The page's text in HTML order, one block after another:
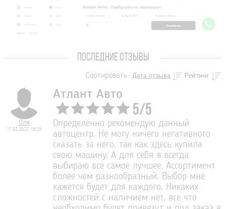
ПОСЛЕДНИЕ ОТЗЫВЫ
Сортировать: Дата отзыва Рейтинг
Оля
17.03.2023 19:29
Атлант Авто
5/5
Определённо рекомендую данный
автоцентр. Не могу ничего негативного
сказать за него, так как здесь купила
свою машину. А для себя я всегда
выбираю всё самое лучшее. Ассортимент
более чем разнообразный. Выбор мне
кажется будет для каждого. Никаких
сложностей с наличием нет, все что